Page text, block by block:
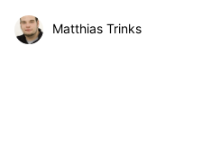
Matthias Trinks